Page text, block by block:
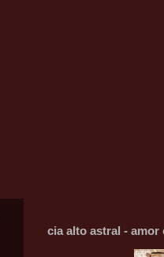
cia alto astral - amor